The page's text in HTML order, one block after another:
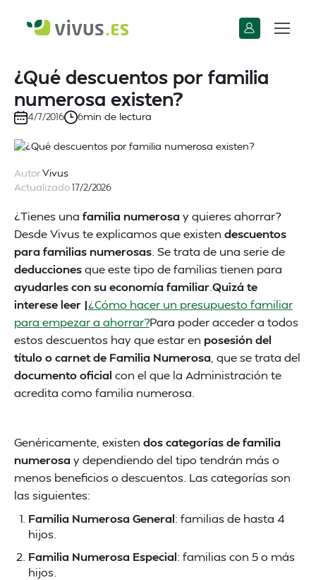
¿Qué descuentos por familia
numerosa existen?
4/7/2016 6min de lectura
AutorVivus
Actualizado17/2/2026
¿Tienes una familia numerosa y quieres ahorrar?
Desde Vivus te explicamos que existen descuentos
para familias numerosas . Se trata de una serie de
deduccionesque este tipo de familias tienen para
ayudarles con su economía familiarQuizá te
interese leer |¿Cómo hacer un presupuesto familiar
para empezar a ahorrar?Para poder acceder a todos
estos descuentos hay que estar en posesión del
título o carnet de Familia Numerosa , que se trata del
documento oficial con el que la Administración te
acredita como familia numerosa.
Genéricamente, existen dos categorías de familia
numerosa y dependiendo del tipo tendrán más o
menos beneficios o descuentos. Las categorías son
las siguientes:
Familia Numerosa General: familias de hasta 4
hijos.
Familia Numerosa Especial: familias con 5 o más
hijos.